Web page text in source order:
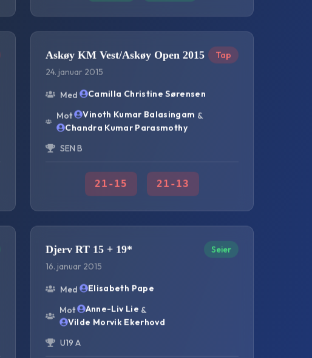
Askøy KM Vest/Askøy Open 2015
24. januar 2015
Tap
Med
Camilla Christine Sørensen
Mot
Vinoth Kumar Balasingam &
Chandra Kumar Parasmothy
SEN B
21 -15 21 -13
Djerv RT 15 + 19*
16. januar 2015
Seier
Med
Elisabeth Pape
Mot
Anne-Liv Lie &
Vilde Morvik Ekerhovd
U19 A